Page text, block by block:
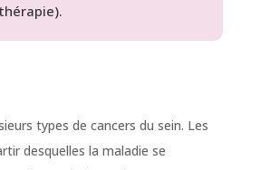
types de cancers du sein. Les
desquelles la maladie se